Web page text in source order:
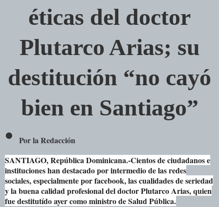
éticas del doctor
Plutarco Arias; su
destitución “no cayó
bien en Santiago”
•
Por la Redacción
SANTIAGO, República Dominicana.-Cientos de ciudadanos e
instituciones han destacado por intermedio de las redes
sociales, especialmente por facebook, las cualidades de seriedad
y la buena calidad profesional del doctor Plutarco Arias, quien
fue destitutído ayer como ministro de Salud Pública.